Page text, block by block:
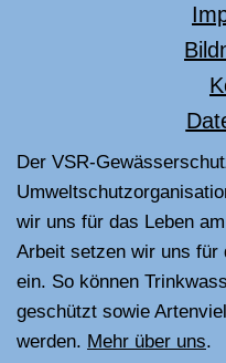
Der VSR-
wir uns für das Leben
Arbeit setzen wir uns für
ein. So können
geschützt sowie
werden. Mehr über uns.